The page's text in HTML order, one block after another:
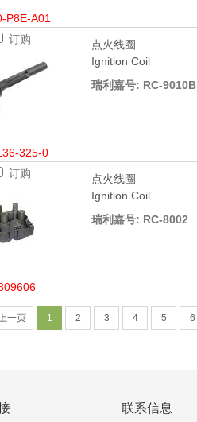
P8E-A01
订购
325-0
点火线圈
Ignition Coil
瑞利嘉号: RC-9010B
订购
点火线圈
Ignition Coil
瑞利嘉号: RC-8002
一页 1 2 3 4 5 6
联系信息